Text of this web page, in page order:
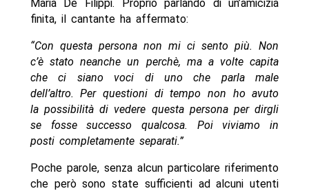
Maria De Filippi. Proprio parlando di un’amicizia
finita, il cantante ha affermato:
“Con questa persona non mi ci sento più. Non
c’è stato neanche un perchè, ma a volte capita
che ci siano voci di uno che parla male
dell’altro. Per questioni di tempo non ho avuto
la possibilità di vedere questa persona per dirgli
se fosse successo qualcosa. Poi viviamo in
posti completamente separati.”
Poche parole, senza alcun particolare riferimento
che però sono state sufficienti ad alcuni utenti